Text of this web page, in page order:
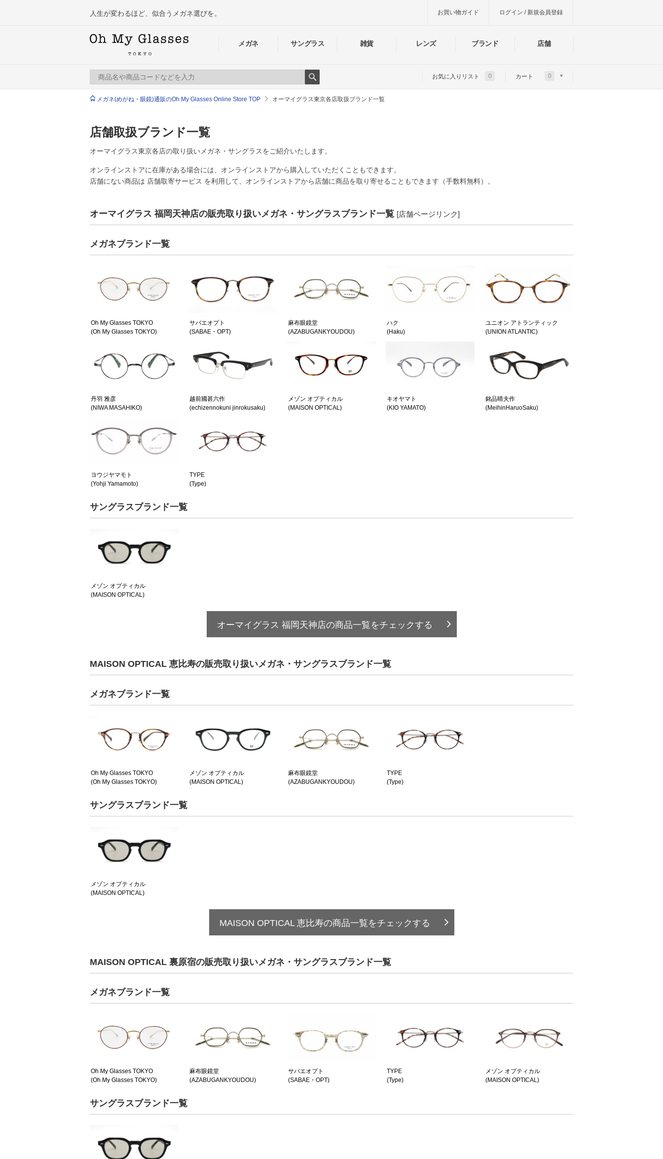
メガネ サングラス 雑貨 レンズ ブランド 店舗
人生が変わるほど、似合うメガネ選びを。 お買い物ガイド ログイン / 新規会員登録
Search
お気に入りリスト 0 カート 0
メガネ(めがね・眼鏡)通販のOh My Glasses Online Store TOP オーマイグラス東京各店取扱ブランド一覧
店舗取扱ブランド一覧
オーマイグラス東京各店の取り扱いメガネ・サングラスをご紹介いたします。
オンラインストアに在庫がある場合には、オンラインストアから購入していただくこともできます。
店舗にない商品は 店舗取寄サービス を利用して、オンラインストアから店舗に商品を取り寄せることもできます（手数料無料）。
オーマイグラス 福岡天神店の販売取り扱いメガネ・サングラスブランド一覧 [店舗ページリンク]
メガネブランド一覧
Oh My Glasses TOKYO
(Oh My Glasses TOKYO)
サバエオプト
(SABAE・OPT)
麻布眼鏡堂
(AZABUGANKYOUDOU)
ハク
(Haku)
ユニオン アトランティック
(UNION ATLANTIC)
丹羽 雅彦
(NIWA MASAHIKO)
越前國甚六作
(echizennokuni jinrokusaku)
メゾン オプティカル
(MAISON OPTICAL)
キオヤマト
(KIO YAMATO)
銘品晴夫作
(MeihinHaruoSaku)
ヨウジヤマモト
(Yohji Yamamoto)
TYPE
(Type)
サングラスブランド一覧
メゾン オプティカル
(MAISON OPTICAL)
オーマイグラス 福岡天神店の商品一覧をチェックする
MAISON OPTICAL 恵比寿の販売取り扱いメガネ・サングラスブランド一覧
メガネブランド一覧
Oh My Glasses TOKYO
(Oh My Glasses TOKYO)
メゾン オプティカル
(MAISON OPTICAL)
麻布眼鏡堂
(AZABUGANKYOUDOU)
TYPE
(Type)
サングラスブランド一覧
メゾン オプティカル
(MAISON OPTICAL)
MAISON OPTICAL 恵比寿の商品一覧をチェックする
MAISON OPTICAL 裏原宿の販売取り扱いメガネ・サングラスブランド一覧
メガネブランド一覧
Oh My Glasses TOKYO
(Oh My Glasses TOKYO)
麻布眼鏡堂
(AZABUGANKYOUDOU)
サバエオプト
(SABAE・OPT)
TYPE
(Type)
メゾン オプティカル
(MAISON OPTICAL)
サングラスブランド一覧